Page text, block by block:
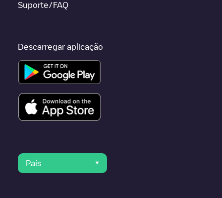
Suporte/FAQ
Descarregar aplicação
País